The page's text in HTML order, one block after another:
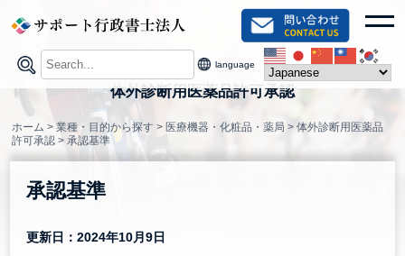
content
language
体外診断用医薬品許可承認
ホーム >業種・目的から探す > 医療機器・化粧品・薬局 >体外診断用医薬品
許可承認 >承認基準
承認基準
更新日：2024年10月9日